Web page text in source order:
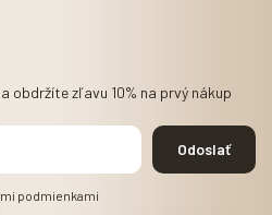
obdržíte zľavu 10% na prvý nákup
podmienkami